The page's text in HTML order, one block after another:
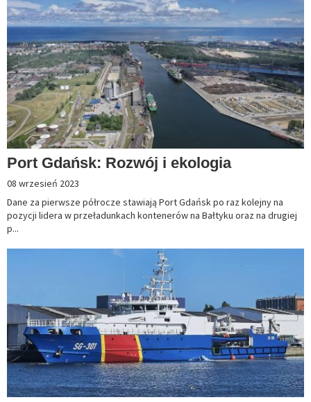
Port Gdańsk: Rozwój i ekologia
08 wrzesień 2023
Dane za pierwsze półrocze stawiają Port Gdańsk po raz kolejny na
pozycji lidera w przeładunkach kontenerów na Bałtyku oraz na drugiej
p...